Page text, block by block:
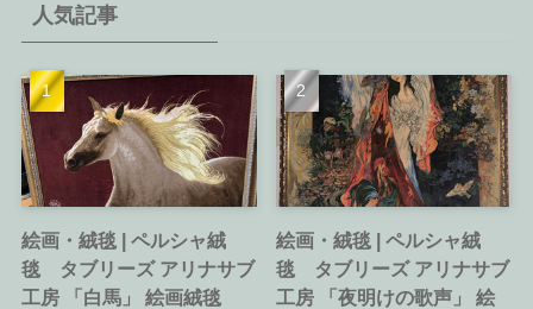
人気記事
絵画・絨毯 | ペルシャ絨
毯 タブリーズ アリナサブ
工房 「白馬」 絵画絨毯
絵画・絨毯 | ペルシャ絨
毯 タブリーズ アリナサブ
工房 「夜明けの歌声」 絵